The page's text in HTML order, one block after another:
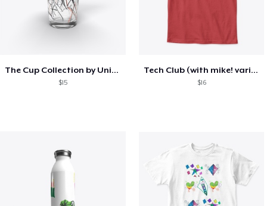
The Cup Collection by Unicorn Bat
$15
Tech Club (with mike! variant)
$16